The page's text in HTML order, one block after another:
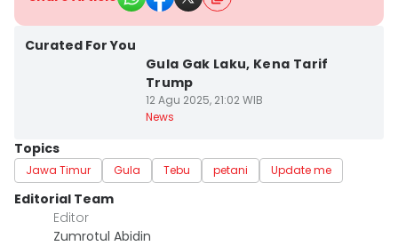
Curated For You
Gula Gak Laku, Kena Tarif
Trump
12 Agu 2025, 21:02 WIB
News
Topics
Jawa Timur Gula Tebu petani Update me
Editorial Team
Editor
Zumrotul Abidin